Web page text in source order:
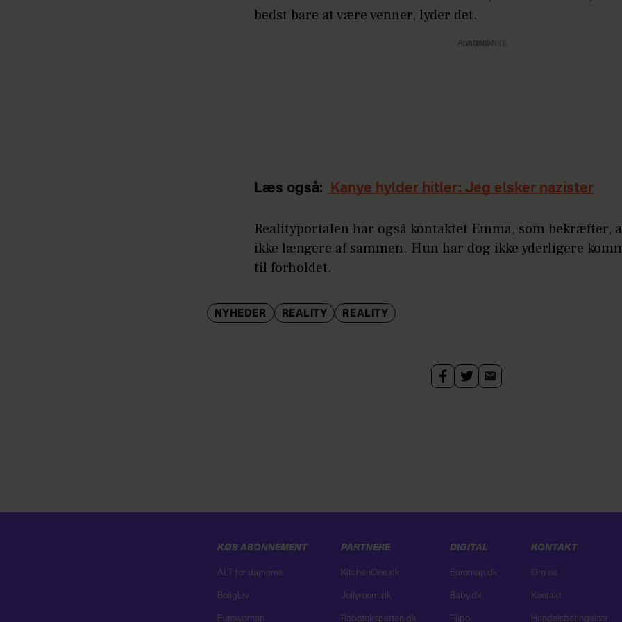
bedst bare at være venner, lyder det.
Annonce
Læs også: Kanye hylder hitler: Jeg elsker nazister
Realityportalen har også kontaktet Emma, som bekræfter,
ikke længere af sammen. Hun har dog ikke yderligere
til forholdet.
NYHEDER REALITY REALITY
KØB ABONNEMENT
ALT for damerne
BoligLiv
Eurowoman
PARTNERE
KitchenOne.dk
Jollyroom.dk
Roboteksperten.dk
DIGITAL
Euroman.dk
Baby.dk
Flipp
KONTAKT
Om os
Kontakt
Handelsbetingelser